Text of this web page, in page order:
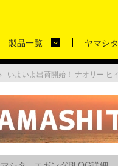
製品一覧 ヤマシ
いよいよ出荷開始！ ナオリー ヒ